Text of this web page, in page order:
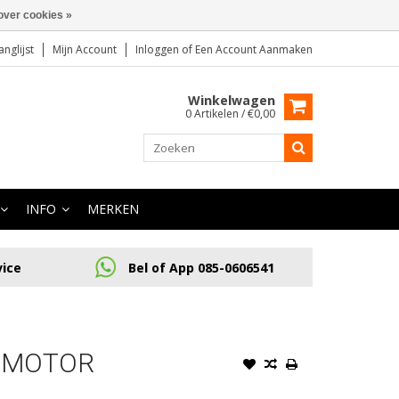
Mijn Account Inloggen of Een Account Aanmaken
Winkelwagen
0 Artikelen / €0,00
INFO MERKEN
Bel of App 085-0606541
cookies »